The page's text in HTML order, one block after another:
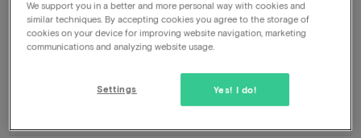
Dagelijks ontbijtbuffet
Welkomstdrankje
Gebruik zwembad en wellness
462 Bekijk
We support you in a better and more personal way with cookies and
similar techniques. By accepting cookies you agree to the storage of
cookies on your device for improving website navigation, marketing
communications and analyzing website usage.
Yes! I do!
Settings